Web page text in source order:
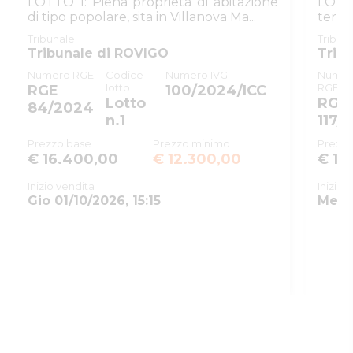
ID tribunale
0290410098
Tribunale
Rito
CONTENZIOSO CIVILE
Numero
Anno
2024
SOGGETTI
di tipo popolare, sita in Villanova Ma...
Tribunale
Tribunale di ROVIGO
Numero RGE
RGE
84/2024
Codice
lotto
Lotto
n.1
Numero IVG
100/2024/ICC
Prezzo base
€ 16.400,00
Prezzo minimo
€ 12.300,00
Inizio vendita
Gio 01/10/2026, 15:15
terra
...
RGE
RGE
117/
€
Inizio
Mer